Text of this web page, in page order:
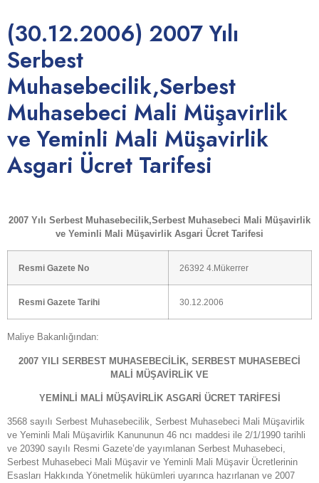
(30.12.2006) 2007 Yılı
Serbest
Muhasebecilik,Serbest
Muhasebeci Mali Müşavirlik
ve Yeminli Mali Müşavirlik
Asgari Ücret Tarifesi
2007 Yılı Serbest Muhasebecilik,Serbest Muhasebeci Mali Müşavirlik
ve Yeminli Mali Müşavirlik Asgari Ücret Tarifesi
Resmi Gazete No 26392 4.Mükerrer
Resmi Gazete Tarihi 30.12.2006
Maliye Bakanlığından:
2007 YILI SERBEST MUHASEBECİLİK, SERBEST MUHASEBECİ
MALİ MÜŞAVİRLİK VE
YEMİNLİ MALİ MÜŞAVİRLİK ASGARİ ÜCRET TARİFESİ
3568 sayılı Serbest Muhasebecilik, Serbest Muhasebeci Mali Müşavirlik
ve Yeminli Mali Müşavirlik Kanununun 46 ncı maddesi ile 2/1/1990 tarihli
ve 20390 sayılı Resmi Gazete’de yayımlanan Serbest Muhasebeci,
Serbest Muhasebeci Mali Müşavir ve Yeminli Mali Müşavir Ücretlerinin
Esasları Hakkında Yönetmelik hükümleri uyarınca hazırlanan ve 2007